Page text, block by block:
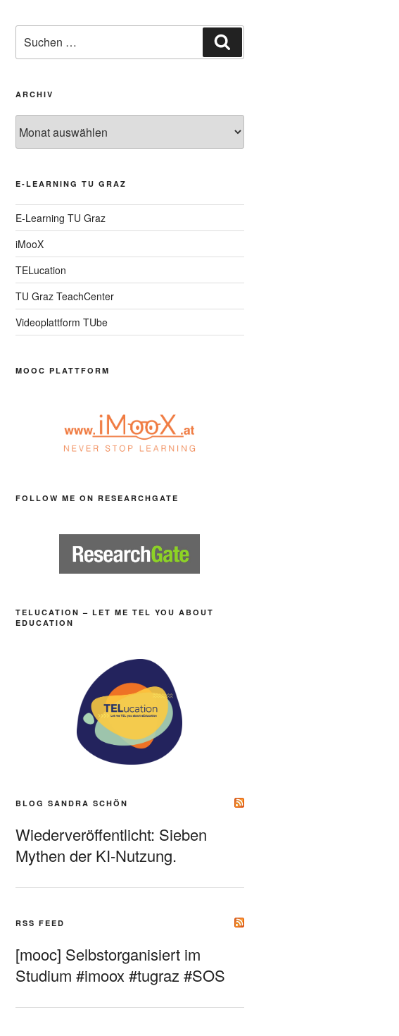
nach:
ARCHIV
E-LEARNING TU GRAZ
E-Learning TU Graz
iMooX
TELucation
TU Graz TeachCenter
Videoplattform TUbe
MOOC PLATTFORM
FOLLOW ME ON RESEARCHGATE
TELUCATION – LET ME TEL YOU ABOUT
EDUCATION
BLOG SANDRA SCHÖN
Wiederveröffentlicht: Sieben
Mythen der KI-Nutzung.
RSS FEED
[mooc] Selbstorganisiert im
Studium #imoox #tugraz #SOS